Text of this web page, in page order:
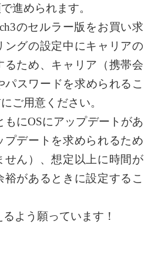
進められます。
のセルラー版をお買い求
ングの設定中にキャリアの
ため、キャリア（携帯会
スワードを求められるこ
ご用意ください。
もにOSにアップデートがあ
プデートを求められるため
せん）、想定以上に時間が
があるときに設定するこ
よう願っています！